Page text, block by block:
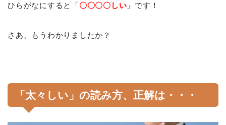
ひらがなにすると「〇〇〇〇しい 」です！
さあ、もうわかりましたか？
「太々しい」の読み方、正解は・・・